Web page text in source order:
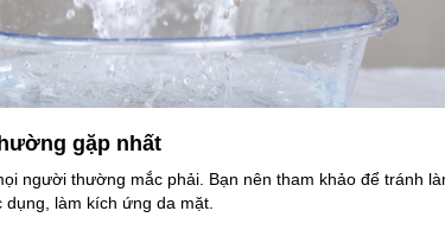
gặp nhất
người thường mắc phải. Bạn nên tham khảo để tránh
làm kích ứng da mặt.